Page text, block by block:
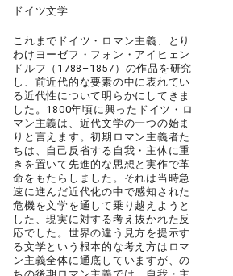
ドイツ文学
これまでドイツ・ロマン主義、とり
わけヨーゼフ・フォン・アイヒェン
ドルフ（1788–1857）の作品を研究
し、前近代的な要素の中に表れてい
る近代性について明らかにしてきま
した。1800年頃に興ったドイツ・ロ
マン主義は、近代文学の一つの始ま
りと言えます。初期ロマン主義者た
ちは、自己反省する自我・主体に重
きを置いて先進的な思想と実作で革
命をもたらしました。それは当時急
速に進んだ近代化の中で感知された
危機を文学を通して乗り越えようと
した、現実に対する考え抜かれた反
応でした。世界の違う見方を提示す
る文学という根本的な考え方はロマ
ン主義全体に通底していますが、の